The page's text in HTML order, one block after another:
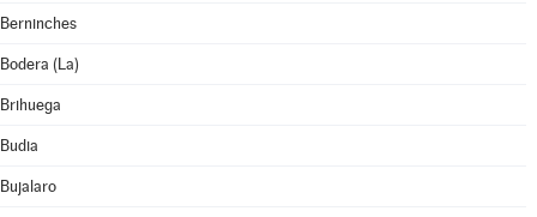
Berninches
Bodera (La)
Brihuega
Budia
Bujalaro